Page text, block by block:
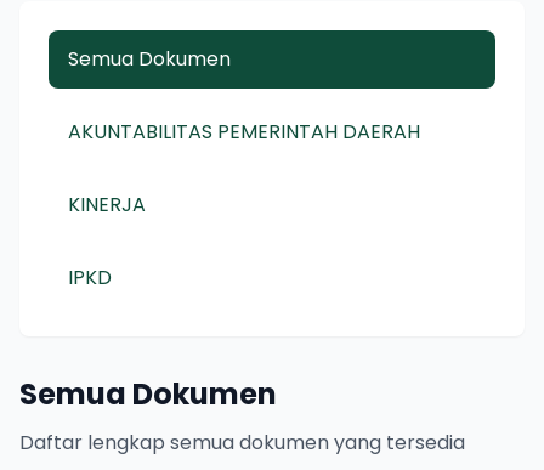
Semua Dokumen
AKUNTABILITAS PEMERINTAH DAERAH
KINERJA
IPKD
Semua Dokumen
Daftar lengkap semua dokumen yang tersedia